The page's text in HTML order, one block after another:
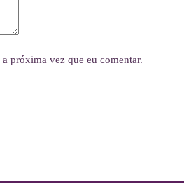
próxima vez que eu comentar.